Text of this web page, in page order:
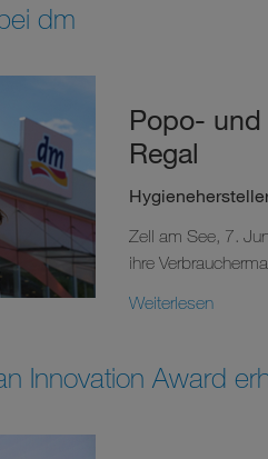
dm
Popo-
Regal
Zell am See, 7.
ihre
Weiterlesen
Innovation Award